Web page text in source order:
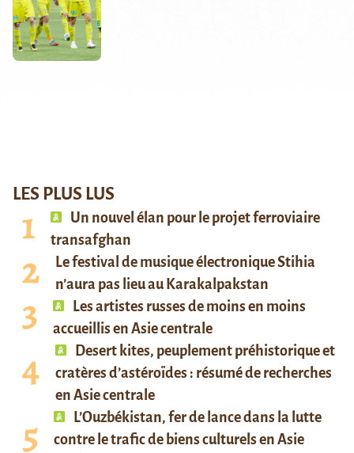
LES PLUS LUS
Un nouvel élan pour le projet ferroviaire
transafghan
Le festival de musique électronique Stihia
n’aura pas lieu au Karakalpakstan
Les artistes russes de moins en moins
accueillis en Asie centrale
Desert kites, peuplement préhistorique et
cratères d’astéroïdes : résumé de recherches
en Asie centrale
L’Ouzbékistan, fer de lance dans la lutte
contre le trafic de biens culturels en Asie